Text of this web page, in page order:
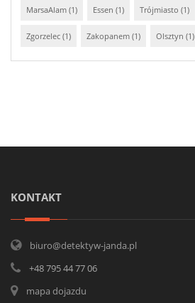
MarsaAlam (1) Essen (1) Trójmiasto (1)
Zgorzelec (1) Zakopanem (1) Olsztyn (1)
KONTAKT
biuro@detektyw-janda.pl
+48 795 44 77 06
mapa dojazdu